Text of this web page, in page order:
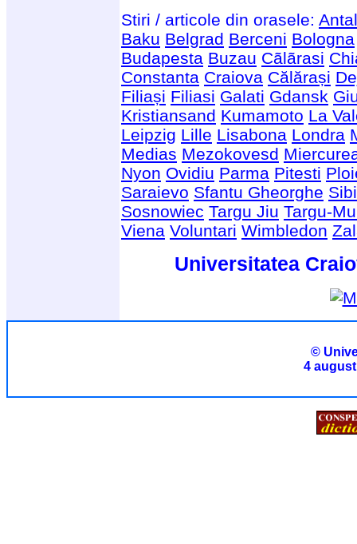
Stiri / articole din orasele:
Baku Belgrad Berceni Bologna
Budapesta Buzau Cãlãrasi
Constanta Craiova Călărași
Filiași Filiasi Galati Gdansk
Kristiansand Kumamoto La
Leipzig Lille Lisabona Londra
Medias Mezokovesd
Nyon Ovidiu Parma Pitesti
Saraievo Sfantu Gheorghe
Sosnowiec Targu Jiu Targu-
Viena Voluntari Wimbledon
Universitatea
©
4